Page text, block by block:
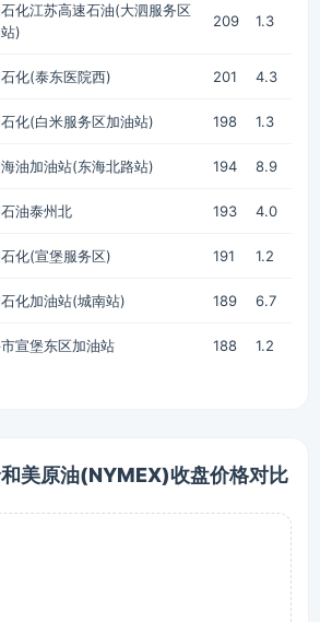
化江苏高速石油(大泗服务区
)
209 1.3
化(泰东医院西) 201 4.3
化(白米服务区加油站) 198 1.3
油加油站(东海北路站) 194 8.9
油泰州北 193 4.0
化(宣堡服务区) 191 1.2
化加油站(城南站) 189 6.7
宣堡东区加油站 188 1.2
美原油(NYMEX)收盘价格对比